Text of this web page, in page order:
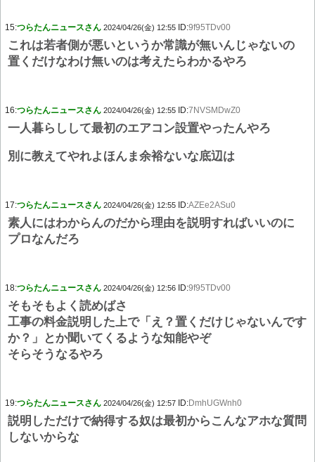
15:つらたんニュースさん 2024/04/26(金) 12:55 ID:9f95TDv00
これは若者側が悪いというか常識が無いんじゃないの
置くだけなわけ無いのは考えたらわかるやろ
16:つらたんニュースさん 2024/04/26(金) 12:55 ID:7NVSMDwZ0
一人暮らしして最初のエアコン設置やったんやろ
別に教えてやれよほんま余裕ないな底辺は
17:つらたんニュースさん 2024/04/26(金) 12:55 ID:AZEe2ASu0
素人にはわからんのだから理由を説明すればいいのに
プロなんだろ
18:つらたんニュースさん 2024/04/26(金) 12:56 ID:9f95TDv00
そもそもよく読めばさ
工事の料金説明した上で「え？置くだけじゃないんです
か？」とか聞いてくるような知能やぞ
そらそうなるやろ
19:つらたんニュースさん 2024/04/26(金) 12:57 ID:DmhUGWnh0
説明しただけで納得する奴は最初からこんなアホな質問
しないからな